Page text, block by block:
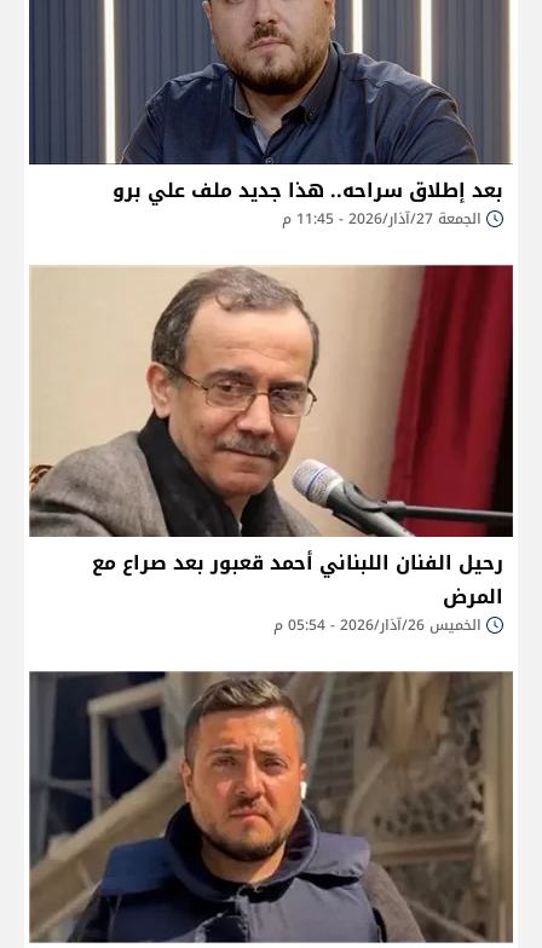
بعد إطلاق سراحه.. هذا جديد ملف علي برو
الجمعة 27/آذار/2026 - 11:45 م
رحيل الفنان اللبناني أحمد قعبور بعد صراع مع
المرض
الخميس 26/آذار/2026 - 05:54 م